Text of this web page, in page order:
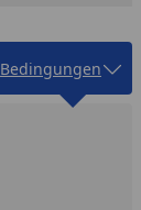
Bedingungen
erhöhen